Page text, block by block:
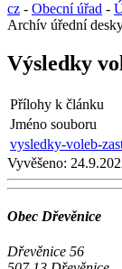
cz - Obecní úřad -
Archív úřední
Výsledky
Přílohy k článku
Jméno souboru
vysledky-voleb-
Vyvěšeno:
Obec Dřevěnice
Dřevěnice 56